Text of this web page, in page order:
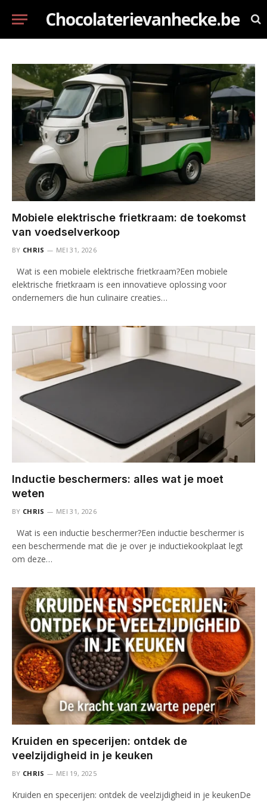
Chocolaterievanhecke.be
Mobiele elektrische frietkraam: de toekomst
van voedselverkoop
BY CHRIS MEI 31, 2026
Wat is een mobiele elektrische frietkraam?Een mobiele
elektrische frietkraam is een innovatieve oplossing voor
ondernemers die hun culinaire creaties…
Inductie beschermers: alles wat je moet
weten
BY CHRIS MEI 31, 2026
Wat is een inductie beschermer?Een inductie beschermer is
een beschermende mat die je over je inductiekookplaat legt
om deze…
Kruiden en specerijen: ontdek de
veelzijdigheid in je keuken
BY CHRIS MEI 19, 2025
Kruiden en specerijen: ontdek de veelzijdigheid in je keukenDe